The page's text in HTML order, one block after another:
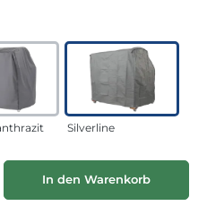
Silverline
Wert ein oder benutze die
In den Warenkorb